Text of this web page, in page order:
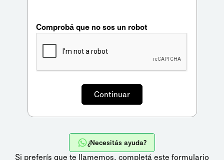
Comprobá que no sos un robot
¿Necesitás ayuda?
Si preferís que te llamemos, completá este formulario